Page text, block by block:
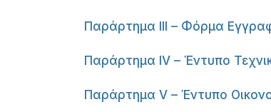
Παράρτημα III – Φόρμα
Παράρτημα IV – Έντυπο
Παράρτημα V – Έντυπο